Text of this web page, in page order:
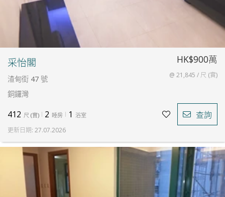
采怡閣
渣甸街 47 號
銅鑼灣
HK$900萬
@ 21,845 / 尺 (實)
412 尺 (實) 2 睡房 1 浴室 查詢
更新日期: 27.07.2026